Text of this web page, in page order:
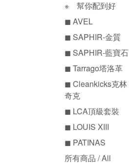
※ 幫你配到好
◼ AVEL
◼ SAPHIR-金質
◼ SAPHIR-藍寶石
◼ Tarrago塔洛革
◼ Cleankicks克林
奇克
◼ LCA頂級套裝
◼ LOUIS XIII
◼ PATINAS
所有商品 / All